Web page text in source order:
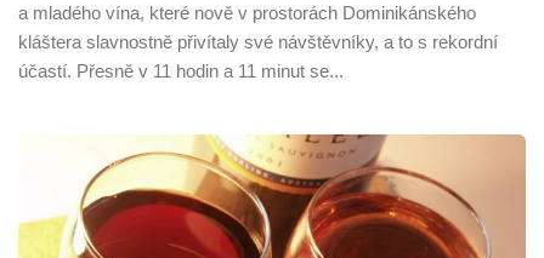
a mladého vína, které nově v prostorách Dominikánského
kláštera slavnostně přivítaly své návštěvníky, a to s rekordní
účastí. Přesně v 11 hodin a 11 minut se...